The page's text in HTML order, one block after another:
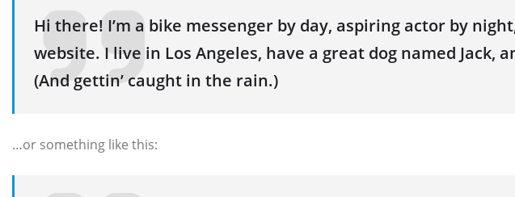
Hi there! I’m a bike messenger by day, aspiring actor by
website. I live in Los Angeles, have a great dog named Jack,
(And gettin’ caught in the rain.)
…or something like this: